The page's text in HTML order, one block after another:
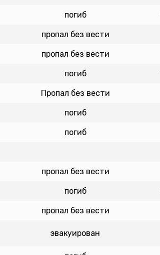
погиб
пропал без вести
пропал без вести
погиб
Пропал без вести
погиб
погиб
пропал без вести
погиб
пропал без вести
эвакуирован